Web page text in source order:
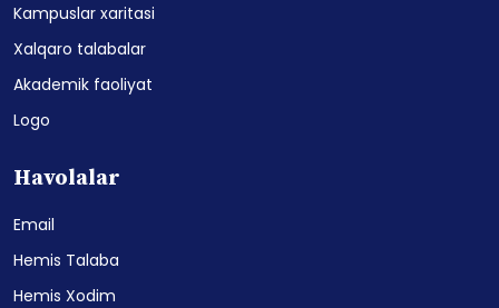
Kampuslar xaritasi
Xalqaro talabalar
Akademik faoliyat
Logo
Havolalar
Email
Hemis Talaba
Hemis Xodim